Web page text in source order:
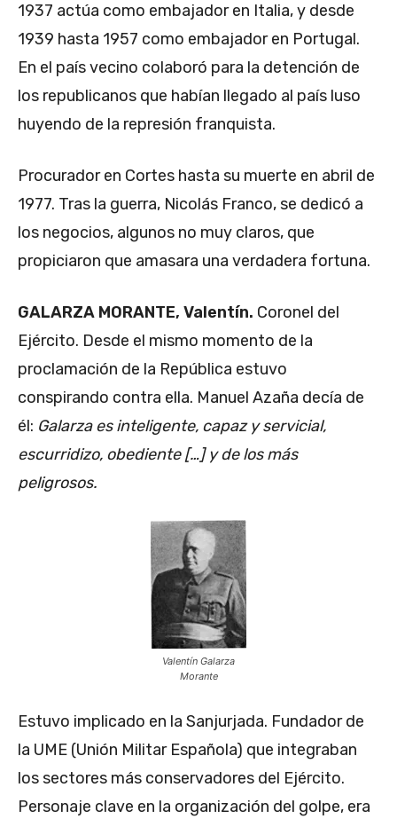
1937 actúa como embajador en Italia, y desde
1939 hasta 1957 como embajador en Portugal.
En el país vecino colaboró para la detención de
los republicanos que habían llegado al país luso
huyendo de la represión franquista.
Procurador en Cortes hasta su muerte en abril de
1977. Tras la guerra, Nicolás Franco, se dedicó a
los negocios, algunos no muy claros, que
propiciaron que amasara una verdadera fortuna.
GALARZA MORANTE, Valentín. Coronel del
Ejército. Desde el mismo momento de la
proclamación de la República estuvo
conspirando contra ella. Manuel Azaña decía de
él: Galarza es inteligente, capaz y servicial,
escurridizo, obediente […] y de los más
peligrosos.
Valentín Galarza
Morante
Estuvo implicado en la Sanjurjada. Fundador de
la UME (Unión Militar Española) que integraban
los sectores más conservadores del Ejército.
Personaje clave en la organización del golpe, era